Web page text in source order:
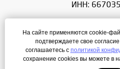
ИНН:
ОГРН:
Режим работы: с
На сайте применяются cookie-
подтверждаете свое
соглашаетесь с политикой
сохранение cookies вы можете в